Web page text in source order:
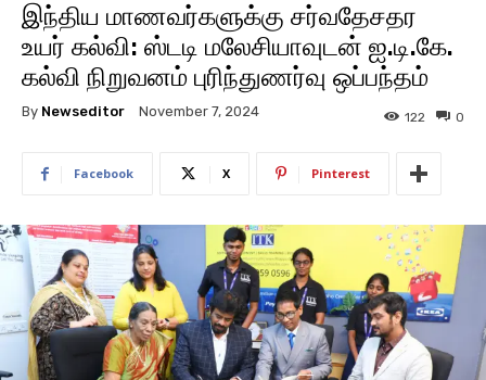
இந்திய மாணவர்களுக்கு சர்வதேசதர
உயர் கல்வி: ஸ்டடி மலேசியாவுடன் ஐ.டி.கே.
கல்வி நிறுவனம் புரிந்துணர்வு ஒப்பந்தம்
By Newseditor November 7, 2024 0
122
Facebook X Pinterest